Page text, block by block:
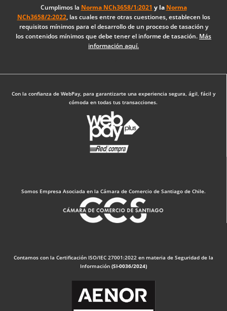
o
o
k
d
i
n
g
r
a
Cumplimos la Norma NCh3658/1:2021 y la Norma
NCh3658/2:2022, las cuales entre otras cuestiones, establecen los
requisitos mínimos para el desarrollo de un proceso de tasación y
los contenidos mínimos que debe tener el informe de tasación. Más
información aquí.
Con la confianza de WebPay, para garantizarte una experiencia segura, ágil, fácil y
cómoda en todas tus transacciones.
Somos Empresa Asociada en la Cámara de Comercio de Santiago de Chile.
Contamos con la Certificación ISO/IEC 27001:2022 en materia de Seguridad de la
Información (SI-0036/2024)